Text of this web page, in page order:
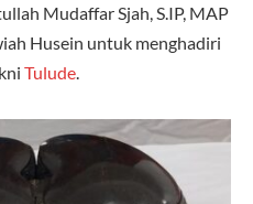
Mudaffar Sjah, S.IP, MAP
Husein untuk menghadiri
Tulude